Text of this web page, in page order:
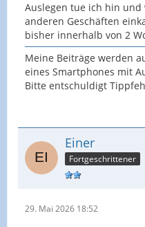
Auslegen tue ich hin
anderen Geschäften
bisher innerhalb von 2
Meine Beiträge werden
eines Smartphones mit
Bitte entschuldigt
Einer
Fortgeschrittener
29. Mai 2026 18:52